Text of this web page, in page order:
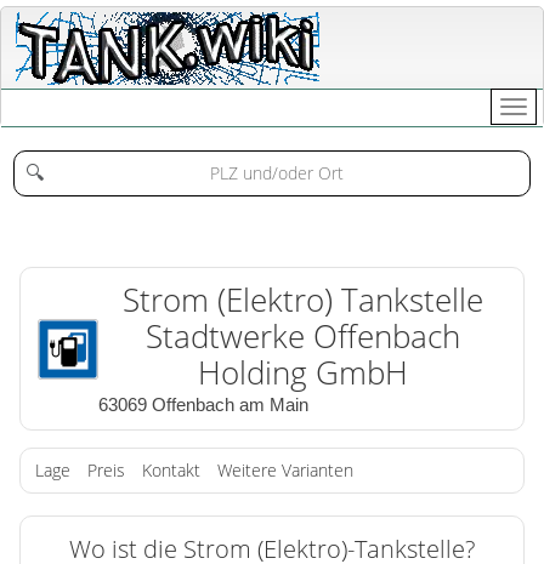
🔍
Strom (Elektro) Tankstelle
Stadtwerke Offenbach
Holding GmbH
63069 Offenbach am Main
Lage Preis Kontakt Weitere Varianten
Wo ist die Strom (Elektro)-Tankstelle?